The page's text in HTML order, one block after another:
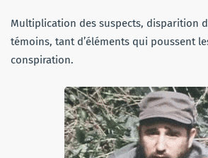
Multiplication des suspects, disparition
témoins, tant d’éléments qui poussent
conspiration.